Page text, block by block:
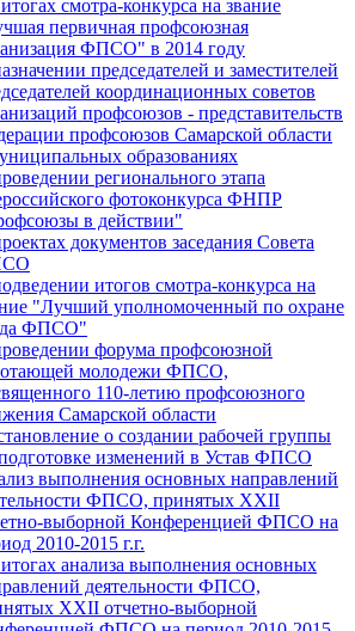
смотра-конкурса на звание
первичная профсоюзная
ФПСО" в 2014 году
председателей и заместителей
координационных советов
профсоюзов - представительств
профсоюзов Самарской области
образованиях
регионального этапа
фотоконкурса ФНПР
в действии"
документов заседания Совета
итогов смотра-конкурса на
"Лучший уполномоченный по охране
ФПСО"
форума профсоюзной
молодежи ФПСО,
110-летию профсоюзного
Самарской области
о создании рабочей группы
изменений в Устав ФПСО
выполнения основных направлений
ФПСО, принятых XXII
выборной Конференцией ФПСО на
2010-2015 г.г.
анализа выполнения основных
деятельности ФПСО,
XXII отчетно-выборной